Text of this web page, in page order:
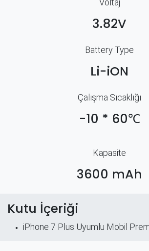
Voltaj
3.82V
Battery Type
Li-iON
Çalışma Sıcaklığı
-10 * 60℃
Kapasite
3600 mAh
Kutu İçeriği
iPhone 7 Plus Uyumlu Mobil